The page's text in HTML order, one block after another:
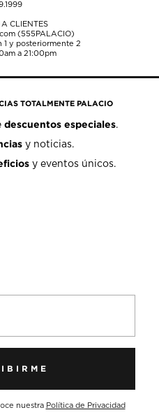
CLIENTES
(555PALACIO)
1 y posteriormente 2
a 21:00pm
TOTALMENTE PALACIO
descuentos especiales.
y noticias.
y eventos únicos.
nuestra Política de Privacidad